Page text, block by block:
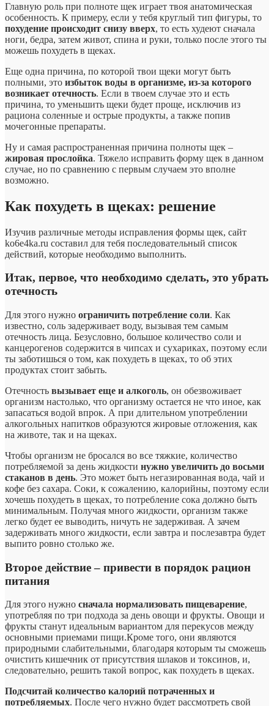
Главную роль при полноте щек играет твоя анатомическая
особенность. К примеру, если у тебя круглый тип фигуры, то
похудение происходит снизу вверх, то есть худеют сначала
ноги, бедра, затем живот, спина и руки, только после этого ты
можешь похудеть в щеках.
Еще одна причина, по которой твои щеки могут быть
полными, это избыток воды в организме, из-за которого
возникает отечность. Если в твоем случае это и есть
причина, то уменьшить щеки будет проще, исключив из
рациона соленные и острые продукты, а также попив
мочегонные препараты.
Ну и самая распространенная причина полноты щек –
жировая прослойка. Тяжело исправить форму щек в данном
случае, но по сравнению с первым случаем это вполне
возможно.
Как похудеть в щеках: решение
Изучив различные методы исправления формы щек, сайт
ko6e4ka.ru составил для тебя последовательный список
действий, которые необходимо выполнить.
Итак, первое, что необходимо сделать, это убрать
отечность
Для этого нужно ограничить потребление соли. Как
известно, соль задерживает воду, вызывая тем самым
отечность лица. Безусловно, большое количество соли и
канцерогенов содержится в чипсах и сухариках, поэтому если
ты заботишься о том, как похудеть в щеках, то об этих
продуктах стоит забыть.
Отечность вызывает еще и алкоголь, он обезвоживает
организм настолько, что организму остается не что иное, как
запасаться водой впрок. А при длительном употреблении
алкогольных напитков образуются жировые отложения, как
на животе, так и на щеках.
Чтобы организм не бросался во все тяжкие, количество
потребляемой за день жидкости нужно увеличить до восьми
стаканов в день. Это может быть негазированная вода, чай и
кофе без сахара. Соки, к сожалению, калорийны, поэтому если
хочешь похудеть в щеках, то потребление сока должно быть
минимальным. Получая много жидкости, организм также
легко будет ее выводить, ничуть не задерживая. А зачем
задерживать много жидкости, если завтра и послезавтра будет
выпито ровно столько же.
Второе действие – привести в порядок рацион
питания
Для этого нужно сначала нормализовать пищеварение,
употребляя по три подхода за день овощи и фрукты. Овощи и
фрукты станут идеальным вариантом для перекусов между
основными приемами пищи.Кроме того, они являются
природными слабительными, благодаря которым ты сможешь
очистить кишечник от присутствия шлаков и токсинов, и,
следовательно, решить такой вопрос, как похудеть в щеках.
Подсчитай количество калорий потраченных и
потребляемых. После чего нужно будет рассмотреть свой